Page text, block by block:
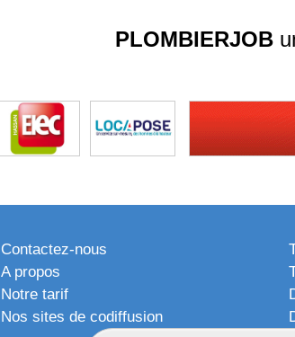
PLOMBIERJOB
Contactez-nous
A propos
Notre tarif
Nos sites de codiffusion